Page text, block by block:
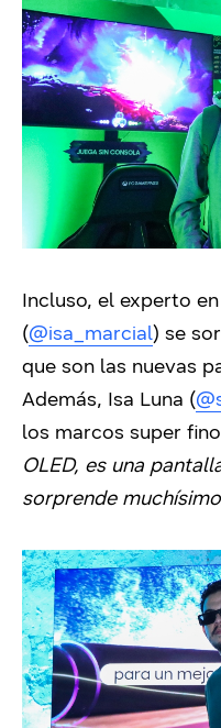
Incluso, el experto
(@isa_marcial) se
que son las nuevas
Además, Isa Luna (
los marcos super
OLED, es una
sorprende